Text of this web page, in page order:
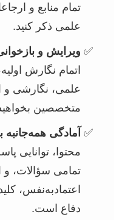
تمام منابع و
علمی ذکر کنید.
ویرایش و
اتمام نگارش
علمی، نگارشی و
متخصصین
آمادگی همه‌جانبه
محتوا، توانایی
تمامی سؤالات، و
اعتمادبه‌نفس،
دفاع است.